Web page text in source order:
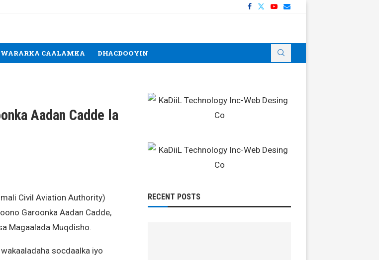
WARARKA CAALAMKA DHACDOOYIN
Aadan Cadde la
Civil Aviation Authority)
Garoonka Aadan Cadde,
Magaalada Muqdisho.
socdaalka iyo
RECENT POSTS